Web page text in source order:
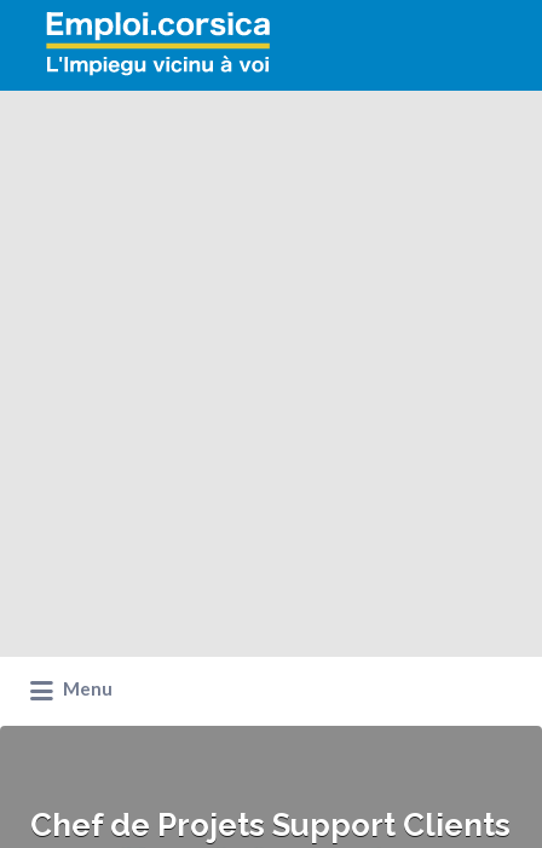
Rechercher:
Menu
Chef de Projets Support Clients